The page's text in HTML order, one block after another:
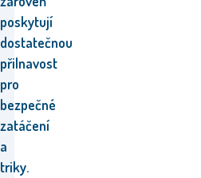
poskytují
dostatečnou
přilnavost
pro
bezpečné
zatáčení
a
triky.